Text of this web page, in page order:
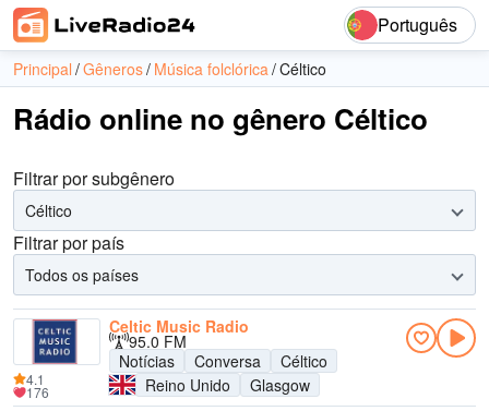
Português
Principal Gêneros Música folclórica Céltico
Rádio online no gênero Céltico
Filtrar por subgênero
Céltico
Filtrar por país
Todos os países
Celtic Music Radio
95.0 FM
Notícias
Conversa
Céltico
Reino Unido
Glasgow
4.1
176